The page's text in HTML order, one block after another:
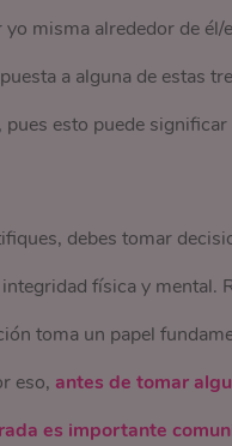
yo misma alrededor de él/
a alguna de estas
pues esto puede significar
debes tomar
física y mental.
toma un papel
eso, antes de tomar
es importante